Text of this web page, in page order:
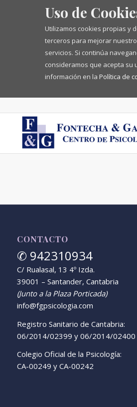
Uso de
Utilizamos cookies propias y
terceros para mejorar
servicios. Si continúa
consideramos que acepta su
información en la Política de
CONTACTO
✆ 942310934
C/ Rualasal, 13 4º Izda.
39001 – Santander, Cantabria
(Junto a la Plaza Porticada)
info@fgpsicologia.com
Registro Sanitario de Cantabria:
06/2014/02399 y 06/2014/02400
Colegio Oficial de la Psicología:
CA-00249 y CA-00242